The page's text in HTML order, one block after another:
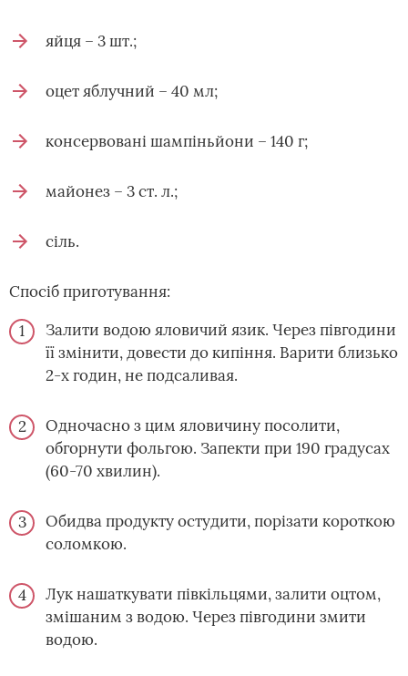
яйця – 3 шт.;
оцет яблучний – 40 мл;
консервовані шампіньйони – 140 г;
майонез – 3 ст. л.;
сіль.
Спосіб приготування:
Залити водою яловичий язик. Через півгодини
її змінити, довести до кипіння. Варити близько
2-х годин, не подсаливая.
Одночасно з цим яловичину посолити,
обгорнути фольгою. Запекти при 190 градусах
(60-70 хвилин).
Обидва продукту остудити, порізати короткою
соломкою.
Лук нашаткувати півкільцями, залити оцтом,
змішаним з водою. Через півгодини змити
водою.